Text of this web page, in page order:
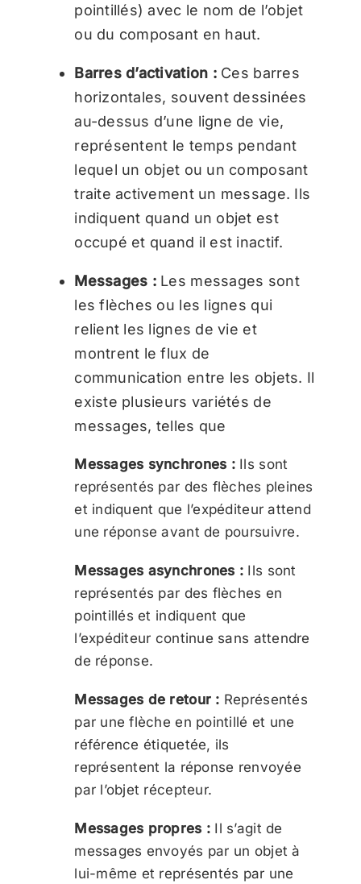
pointillés) avec le nom de l’objet
ou du composant en haut.
Barres d’activation : Ces barres
horizontales, souvent dessinées
au-dessus d’une ligne de vie,
représentent le temps pendant
lequel un objet ou un composant
traite activement un message. Ils
indiquent quand un objet est
occupé et quand il est inactif.
Messages : Les messages sont
les flèches ou les lignes qui
relient les lignes de vie et
montrent le flux de
communication entre les objets. Il
existe plusieurs variétés de
messages, telles que
Messages synchrones : Ils sont
représentés par des flèches pleines
et indiquent que l’expéditeur attend
une réponse avant de poursuivre.
Messages asynchrones : Ils sont
représentés par des flèches en
pointillés et indiquent que
l’expéditeur continue sans attendre
de réponse.
Messages de retour : Représentés
par une flèche en pointillé et une
référence étiquetée, ils
représentent la réponse renvoyée
par l’objet récepteur.
Messages propres : Il s’agit de
messages envoyés par un objet à
lui-même et représentés par une